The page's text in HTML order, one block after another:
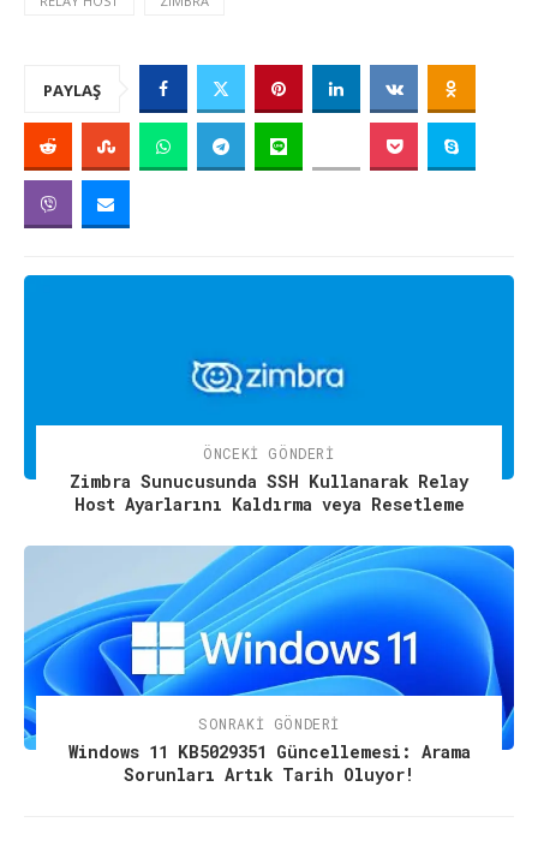
PAYLAŞ
ÖNCEKI GÖNDERI
Zimbra Sunucusunda SSH Kullanarak Relay
Host Ayarlarını Kaldırma veya Resetleme
SONRAKI GÖNDERI
Windows 11 KB5029351 Güncellemesi: Arama
Sorunları Artık Tarih Oluyor!